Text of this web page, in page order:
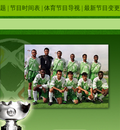
节目时间表 体育节目导视 最新节目变更